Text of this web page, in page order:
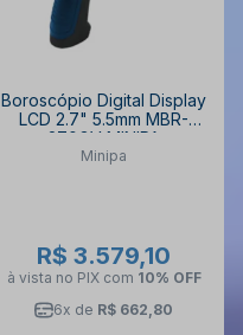
Boroscópio Digital Display
LCD 2.7" 5.5mm MBR-
270GV MINIPA
Minipa
R$ 3.579,10
à vista no PIX com 10% OFF
6x de R$ 662,80